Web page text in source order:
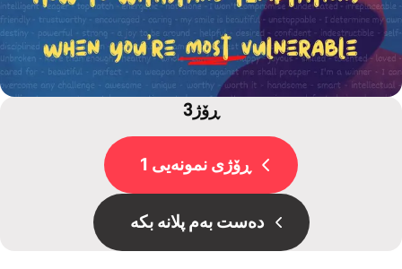
3ڕۆژ
ڕۆژی نمونەیی 1
دەست بەم پلانە بکە